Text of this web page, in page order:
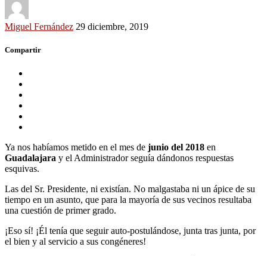
Miguel Fernández 29 diciembre, 2019
Compartir
Ya nos habíamos metido en el mes de junio del 2018 en
Guadalajara y el Administrador seguía dándonos respuestas
esquivas.
Las del Sr. Presidente, ni existían. No malgastaba ni un ápice de su
tiempo en un asunto, que para la mayoría de sus vecinos resultaba
una cuestión de primer grado.
¡Eso sí! ¡Él tenía que seguir auto-postulándose, junta tras junta, por
el bien y al servicio a sus congéneres!